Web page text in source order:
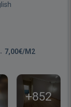
7,00€/M2
+852